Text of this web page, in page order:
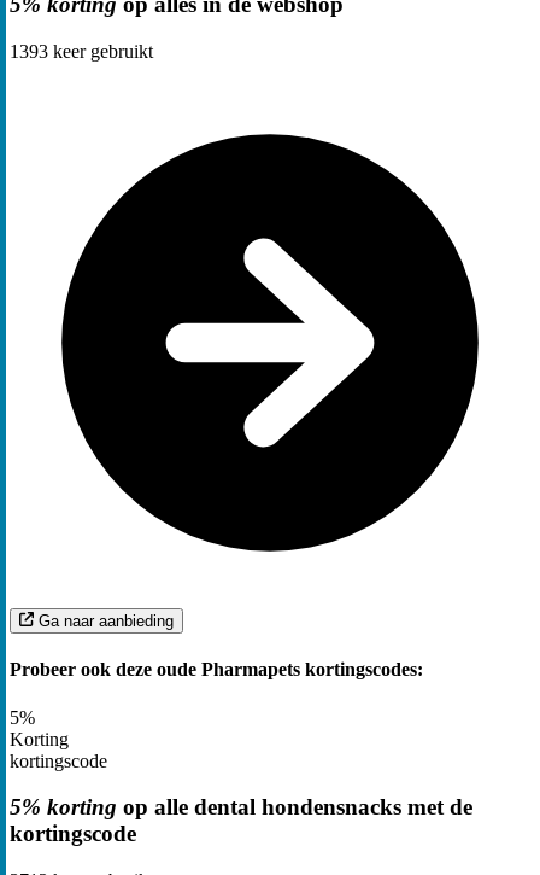
1393 keer gebruikt
Ga naar aanbieding
Probeer ook deze oude Pharmapets kortingscodes:
5%
Korting
kortingscode
5% korting op alle dental hondensnacks met de
kortingscode